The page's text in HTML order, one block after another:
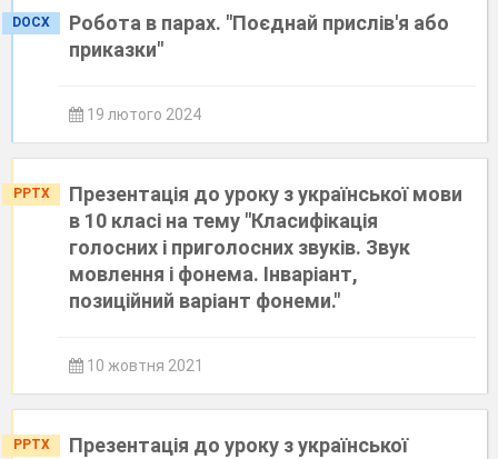
DOCX
Робота в парах. "Поєднай прислів'я або
приказки"
19 лютого 2024
PPTX
Презентація до уроку з української мови
в 10 класі на тему "Класифікація
голосних і приголосних звуків. Звук
мовлення і фонема. Інваріант,
позиційний варіант фонеми."
10 жовтня 2021
PPTX
Презентація до уроку з української